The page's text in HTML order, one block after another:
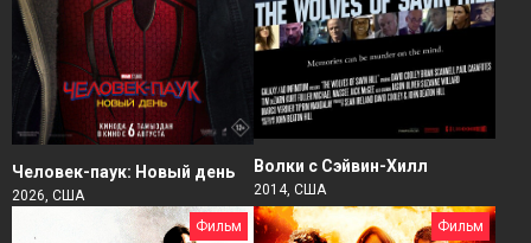
Человек-паук: Новый день
2026, США
Волки с Сэйвин-Хилл
2014, США
Фильм Фильм